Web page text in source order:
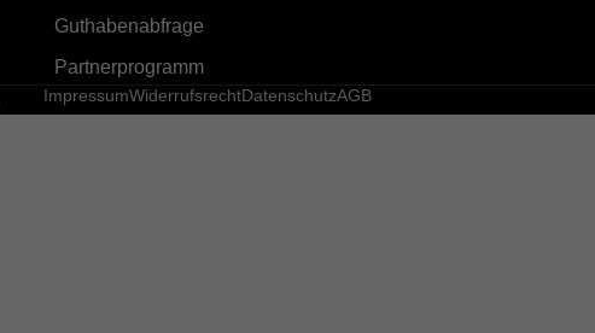
Guthabenabfrage
Partnerprogramm
ImpressumWiderrufsrechtDatenschutzAGB